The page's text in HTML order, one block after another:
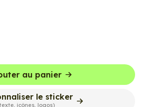
au panier
le sticker
icônes, logos)